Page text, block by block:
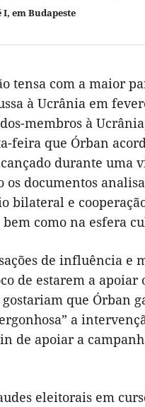
em Budapeste
tensa com a maior
à Ucrânia em
membros à
feira que Órban
durante uma
os documentos
bilateral e
como na esfera
de influência e
de estarem a apoiar
que Órban
a
de apoiar a
eleitorais em